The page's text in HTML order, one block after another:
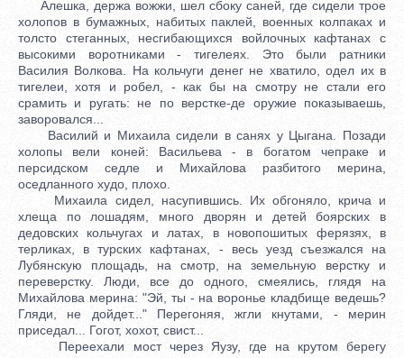
Алешка, держа вожжи, шел сбоку саней, где сидели трое
холопов в бумажных, набитых паклей, военных колпаках и
толсто стеганных, несгибающихся войлочных кафтанах с
высокими воротниками - тигелеях. Это были ратники
Василия Волкова. На кольчуги денег не хватило, одел их в
тигелеи, хотя и робел, - как бы на смотру не стали его
срамить и ругать: не по верстке-де оружие показываешь,
заворовался...
Василий и Михаила сидели в санях у Цыгана. Позади
холопы вели коней: Васильева - в богатом чепраке и
персидском седле и Михайлова разбитого мерина,
оседланного худо, плохо.
Михаила сидел, насупившись. Их обгоняло, крича и
хлеща по лошадям, много дворян и детей боярских в
дедовских кольчугах и латах, в новопошитых ферязях, в
терликах, в турских кафтанах, - весь уезд съезжался на
Лубянскую площадь, на смотр, на земельную верстку и
переверстку. Люди, все до одного, смеялись, глядя на
Михайлова мерина: "Эй, ты - на воронье кладбище ведешь?
Гляди, не дойдет..." Перегоняя, жгли кнутами, - мерин
приседал... Гогот, хохот, свист...
Переехали мост через Яузу, где на крутом берегу